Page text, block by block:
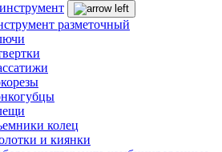
разметочный
колец
и киянки